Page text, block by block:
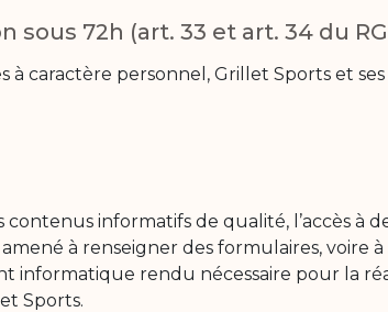
72h (art. 33 et art. 34 du
à caractère personnel, Grillet Sports et
informatifs de qualité, l’accès à
à renseigner des formulaires, voire
informatique rendu nécessaire pour la
Sports.